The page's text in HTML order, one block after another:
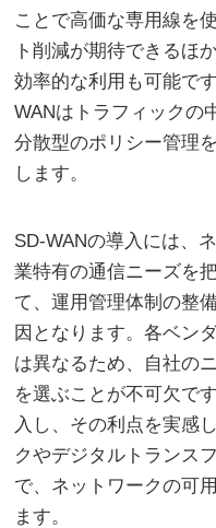
ことで高価な専用線を
ト削減が期待できるほ
効率的な利用も可能で
WANはトラフィックの
分散型のポリシー管理
します。
SD-WANの導入には、
業特有の通信ニーズを
て、運用管理体制の整
因となります。各ベン
は異なるため、自社の
を選ぶことが不可欠で
入し、その利点を実感
クやデジタルトランス
で、ネットワークの可
ます。